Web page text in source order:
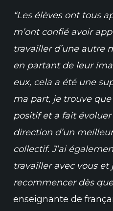
“Les élèves ont tous
m’ont confié avoir
travailler d’une autre
en partant de leur
eux, cela a été une
ma part, je trouve
positif et a fait
direction d’un
collectif. J’ai
travailler avec vous et
recommencer dès
enseignante de